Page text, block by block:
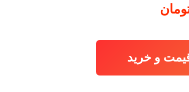
و خرید